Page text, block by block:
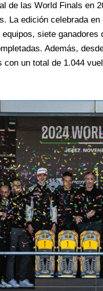
de las World Finals en
La edición celebrada
siete
Además,
con un total de 1.044